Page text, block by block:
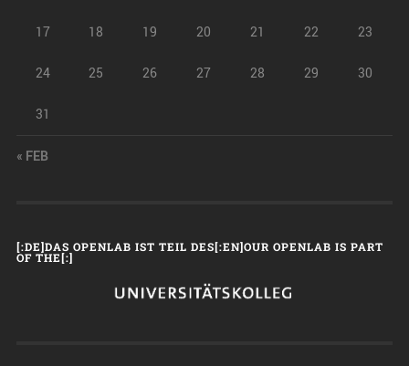
17 18 19 20 21 22 23
24 25 26 27 28 29 30
31
« FEB
[:DE]DAS OPENLAB IST TEIL DES[:EN]OUR OPENLAB IS PART
OF THE[:]